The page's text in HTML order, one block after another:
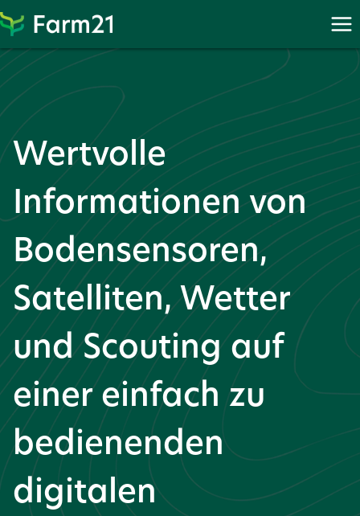
Weiter
zu
PayPal
Wertvolle
Informationen von
Bodensensoren,
Satelliten, Wetter
und Scouting auf
einer einfach zu
bedienenden
digitalen